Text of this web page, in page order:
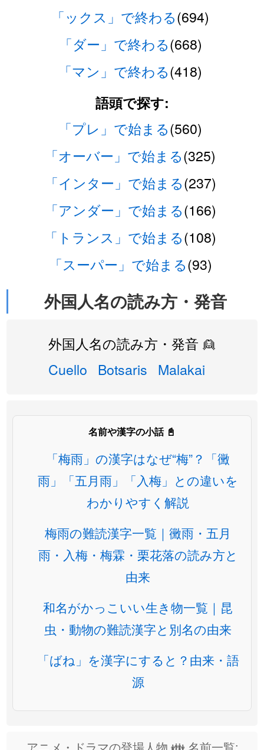
「ックス」で終わる(694)
「ダー」で終わる(668)
「マン」で終わる(418)
語頭で探す:
「プレ」で始まる(560)
「オーバー」で始まる(325)
「インター」で始まる(237)
「アンダー」で始まる(166)
「トランス」で始まる(108)
「スーパー」で始まる(93)
外国人名の読み方・発音
外国人名の読み方・発音 👱
Cuello Botsaris Malakai
名前や漢字の小話 📓
「梅雨」の漢字はなぜ“梅”？「黴
雨」「五月雨」「入梅」との違いを
わかりやすく解説
梅雨の難読漢字一覧｜黴雨・五月
雨・入梅・梅霖・栗花落の読み方と
由来
和名がかっこいい生き物一覧｜昆
虫・動物の難読漢字と別名の由来
「ばね」を漢字にすると？由来・語
源